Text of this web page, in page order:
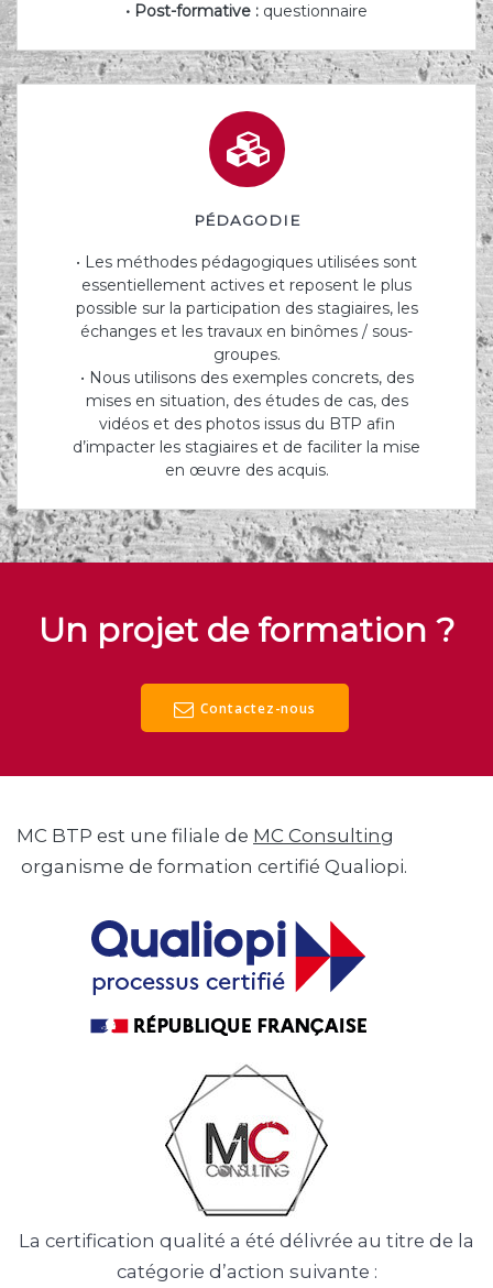
• Post-formative : questionnaire
PÉDAGODIE
• Les méthodes pédagogiques utilisées sont
essentiellement actives et reposent le plus
possible sur la participation des stagiaires, les
échanges et les travaux en binômes / sous-
groupes.
• Nous utilisons des exemples concrets, des
mises en situation, des études de cas, des
vidéos et des photos issus du BTP afin
d’impacter les stagiaires et de faciliter la mise
en œuvre des acquis.
Un projet de formation ?
Contactez-nous
MC BTP est une filiale de MC Consulting
organisme de formation certifié Qualiopi.
La certification qualité a été délivrée au titre de la
catégorie d’action suivante :